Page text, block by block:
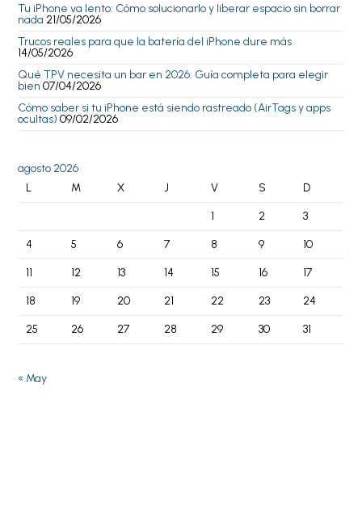
Tu iPhone va lento: Cómo solucionarlo y liberar espacio sin borrar
nada 21/05/2026
Trucos reales para que la batería del iPhone dure más
14/05/2026
Qué TPV necesita un bar en 2026: Guía completa para elegir
bien 07/04/2026
Cómo saber si tu iPhone está siendo rastreado (AirTags y apps
ocultas) 09/02/2026
agosto 2026
L
M X J V S D
1 2 3
4 5 6 7 8 9 10
11 12 13 14 15 16 17
18 19 20 21 22 23 24
25 26 27 28 29 30 31
« May